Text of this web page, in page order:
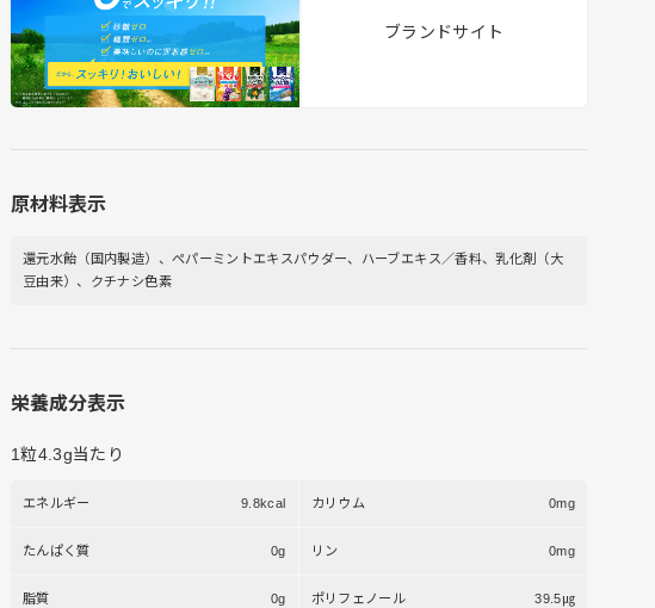
ブランドサイト
原材料表示
還元水飴（国内製造）、ぺパーミントエキスパウダー、ハーブエキス／香料、乳化剤（大
豆由来）、クチナシ色素
栄養成分表示
1粒4.3g当たり
エネルギー 9.8kcal カリウム 0mg
たんぱく質 0g リン 0mg
脂質 0g ポリフェノール 39.5㎍